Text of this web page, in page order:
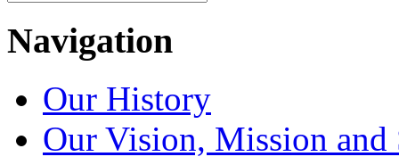
Navigation
Our History
Our Vision, Mission and